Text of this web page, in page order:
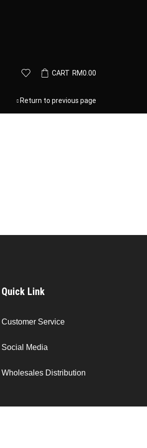
CART RM0.00
Return to previous page
Quick Link
Customer Service
Social Media
Wholesales Distribution